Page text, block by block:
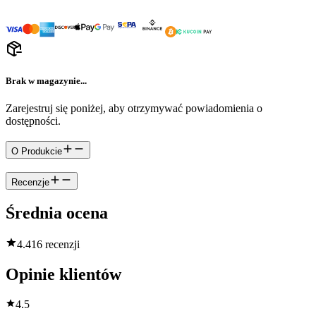
Brak w magazynie...
Zarejestruj się poniżej, aby otrzymywać powiadomienia o
dostępności.
O Produkcie
Recenzje
Średnia ocena
4.416 recenzji
Opinie klientów
4.5